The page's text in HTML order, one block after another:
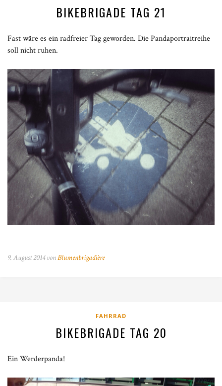
BIKEBRIGADE TAG 21
Fast wäre es ein radfreier Tag geworden. Die Pandaportraitreihe
soll nicht ruhen.
9. August 2014 vonBlumenbrigadière
FAHRRAD
BIKEBRIGADE TAG 20
Ein Werderpanda!